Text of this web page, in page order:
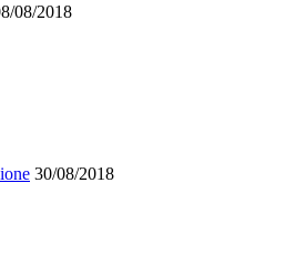
08/2018
30/08/2018